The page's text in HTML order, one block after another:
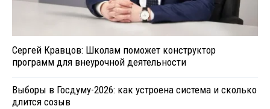
Сергей Кравцов: Школам поможет конструктор
программ для внеурочной деятельности
Выборы в Госдуму-2026: как устроена система и сколько
длится созыв